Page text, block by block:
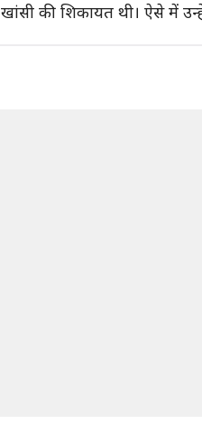
की शिकायत थी। ऐसे में